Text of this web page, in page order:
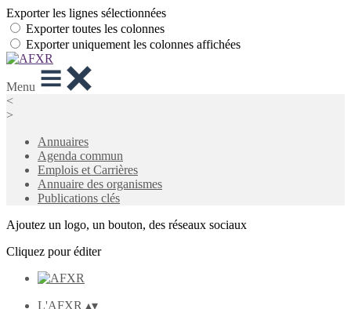
Exporter les lignes sélectionnées
Exporter toutes les colonnes
Exporter uniquement les colonnes affichées
Menu
<
>
Annuaires
Agenda commun
Emplois et Carrières
Annuaire des organismes
Publications clés
Ajoutez un logo, un bouton, des réseaux sociaux
Cliquez pour éditer
L'AFXR ▴▾